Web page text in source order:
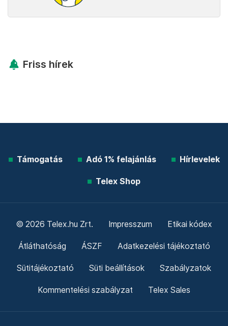
Friss hírek
Támogatás Adó 1% felajánlás Hírlevelek
Telex Shop
© 2026 Telex.hu Zrt. Impresszum Etikai kódex
Átláthatóság ÁSZF Adatkezelési tájékoztató
Sütitájékoztató Süti beállítások Szabályzatok
Kommentelési szabályzat Telex Sales